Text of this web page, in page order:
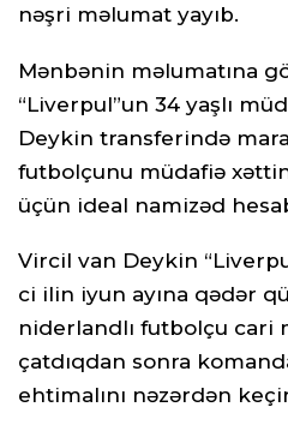
nəşri məlumat yayıb.
Mənbənin məlumatına
“Liverpul”un 34 yaşlı
Deykin transferində
futbolçunu müdafiə
üçün ideal namizəd
Vircil van Deykin
ci ilin iyun ayına qədər
niderlandlı futbolçu cari
çatdıqdan sonra
ehtimalını nəzərdən